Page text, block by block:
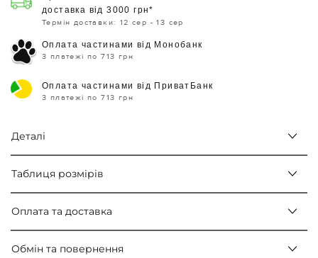
доставка від 3000 грн*
Термін доставки: 12 сер - 13 сер
Оплата частинами від Монобанк
3 платежі по 713 грн
Оплата частинами від ПриватБанк
3 платежі по 713 грн
Деталі
Таблиця розмірів
Оплата та доставка
Обмін та повернення